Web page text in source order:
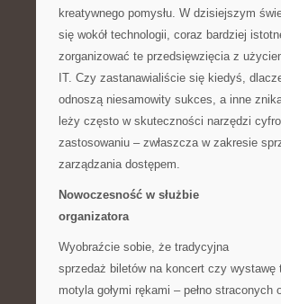
kreatywnego pomysłu. W dzisiejszym
się wokół technologii, coraz bardziej
zorganizować te przedsięwzięcia z
IT. Czy zastanawialiście się kiedyś,
odnoszą niesamowity sukces, a inne
leży często w skuteczności narzędzi
zastosowaniu – zwłaszcza w zakresie
zarządzania dostępem.
Nowoczesność w służbie
organizatora
Wyobraźcie sobie, że tradycyjna
sprzedaż biletów na koncert czy wystawę
motyla gołymi rękami – pełno